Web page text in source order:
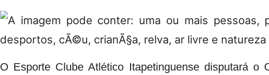
O Esporte Clube Atlético Itapetinguense disputará o